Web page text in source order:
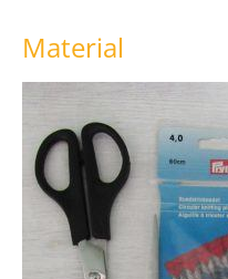
Material